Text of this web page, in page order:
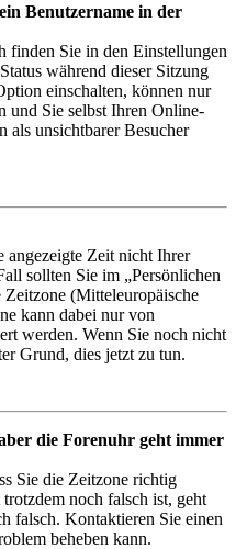
Benutzername in der
finden Sie in den Einstellungen
während dieser Sitzung
einschalten, können nur
und Sie selbst Ihren Online-
als unsichtbarer Besucher
angezeigte Zeit nicht Ihrer
sollten Sie im „Persönlichen
Zeitzone (Mitteleuropäische
kann dabei nur von
werden. Wenn Sie noch nicht
Grund, dies jetzt zu tun.
die Forenuhr geht immer
Sie die Zeitzone richtig
noch falsch ist, geht
falsch. Kontaktieren Sie einen
beheben kann.